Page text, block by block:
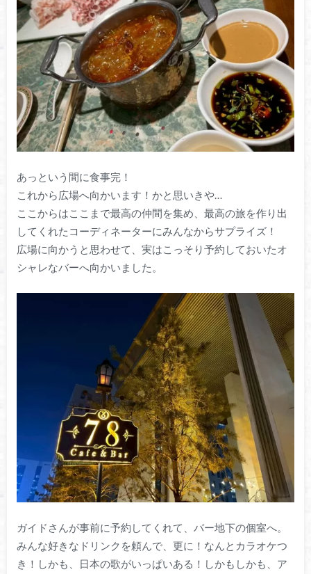
あっという間に食事完！
これから広場へ向かいます！かと思いきや…
ここからはここまで最高の仲間を集め、最高の旅を作り出
してくれたコーディネーターにみんなからサプライズ！
広場に向かうと思わせて、実はこっそり予約しておいたオ
シャレなバーへ向かいました。
ガイドさんが事前に予約してくれて、バー地下の個室へ。
みんな好きなドリンクを頼んで、更に！なんとカラオケつ
き！しかも、日本の歌がいっぱいある！しかもしかも、ア